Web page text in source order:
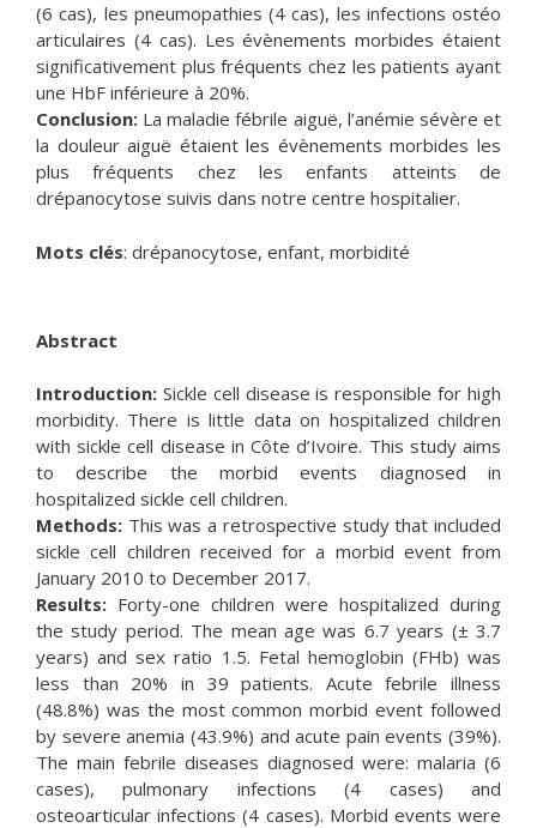
(6 cas), les pneumopathies (4 cas), les infections ostéo
articulaires (4 cas). Les évènements morbides étaient
significativement plus fréquents chez les patients ayant
une HbF inférieure à 20%.
Conclusion: La maladie fébrile aiguë, l’anémie sévère et
la douleur aiguë étaient les évènements morbides les
plus fréquents chez les enfants atteints de
drépanocytose suivis dans notre centre hospitalier.
Mots clés: drépanocytose, enfant, morbidité
Abstract
Introduction: Sickle cell disease is responsible for high
morbidity. There is little data on hospitalized children
with sickle cell disease in Côte d’Ivoire. This study aims
to describe the morbid events diagnosed in
hospitalized sickle cell children.
Methods: This was a retrospective study that included
sickle cell children received for a morbid event from
January 2010 to December 2017.
Results: Forty-one children were hospitalized during
the study period. The mean age was 6.7 years (± 3.7
years) and sex ratio 1.5. Fetal hemoglobin (FHb) was
less than 20% in 39 patients. Acute febrile illness
(48.8%) was the most common morbid event followed
by severe anemia (43.9%) and acute pain events (39%).
The main febrile diseases diagnosed were: malaria (6
cases), pulmonary infections (4 cases) and
osteoarticular infections (4 cases). Morbid events were